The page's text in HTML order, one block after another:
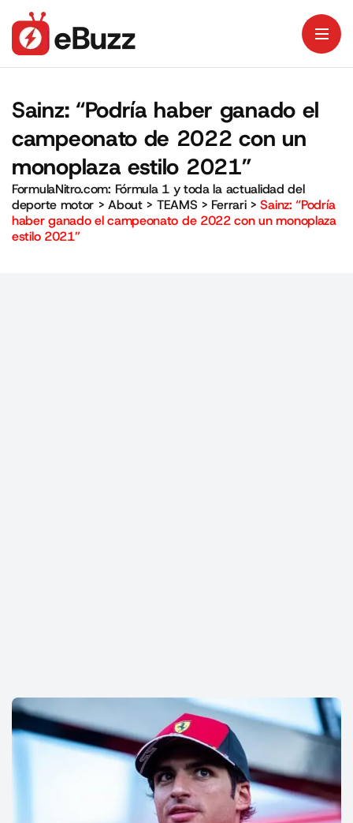
Sainz: “Podría haber ganado el
campeonato de 2022 con un
monoplaza estilo 2021”
FormulaNitro.com: Fórmula 1 y toda la actualidad del
deporte motor >About> TEAMS > Ferrari>Sainz: “Podría
haber ganado el campeonato de 2022 con un monoplaza
estilo 2021”